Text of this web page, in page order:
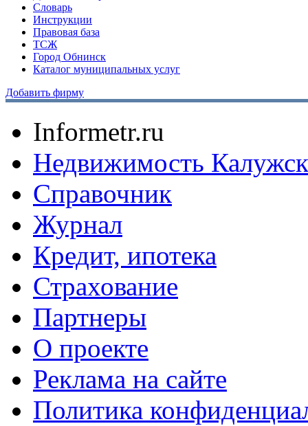
Словарь
Инструкции
Правовая база
ТСЖ
Город Обнинск
Каталог муниципальных услуг
Добавить фирму
Informetr.ru
Недвижимость
Справочник
Журнал
Кредит, ипотека
Страхование
Партнеры
O проекте
Реклама на сайте
Политика